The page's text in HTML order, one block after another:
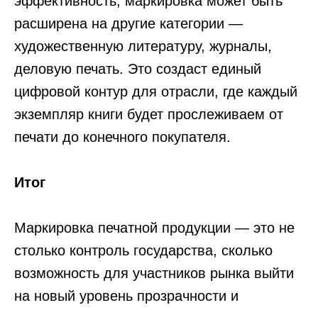
расширена на другие категории —
художественную литературу, журналы,
деловую печать. Это создаст единый
цифровой контур для отрасли, где каждый
экземпляр книги будет прослеживаем от
печати до конечного покупателя.
Итог
Маркировка печатной продукции — это не
столько контроль государства, сколько
возможность для участников рынка выйти
на новый уровень прозрачности и
с политикой конфиденциальности